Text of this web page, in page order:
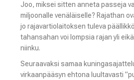
Joo, miksei sitten anneta passeja
miljoonalle venäläiselle? Rajathan
jo rajavartiolaitoksen tuleva
tahansahan voi lompsia rajan yli
niinku.
Seuraavaksi samaa
virkaanpääsyn ehtona luultavasti